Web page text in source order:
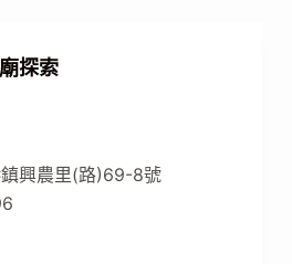
探索
興農里(路)69-8號